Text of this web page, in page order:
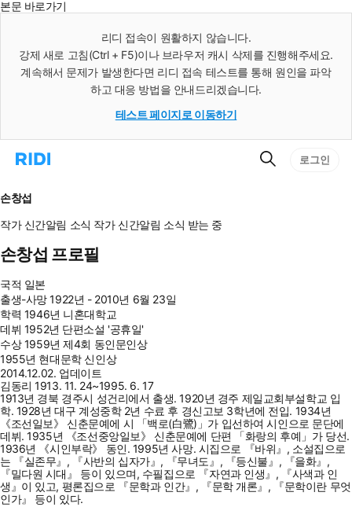
본문 바로가기
리디 접속이 원활하지 않습니다.
강제 새로 고침(Ctrl + F5)이나 브라우저 캐시 삭제를 진행해주세요.
계속해서 문제가 발생한다면 리디 접속 테스트를 통해 원인을 파악
하고 대응 방법을 안내드리겠습니다.
테스트 페이지로 이동하기
리
으
로
이
동
검
로그인
손창섭
작가 신간알림 소식 작가 신간알림 소식 받는 중
손창섭 프로필
국적 일본
출생-사망1922년 - 2010년 6월 23일
학력 1946년 니혼대학교
데뷔 1952년 단편소설 '공휴일'
수상 1959년 제4회 동인문인상
1955년 현대문학 신인상
2014.12.02. 업데이트
김동리 1913. 11. 24~1995. 6. 17
1913년 경북 경주시 성건리에서 출생. 1920년 경주 제일교회부설학교 입
학. 1928년 대구 계성중학 2년 수료 후 경신고보 3학년에 전입. 1934년
《조선일보》 신춘문예에 시 「백로(白鷺)」가 입선하여 시인으로 문단에
데뷔. 1935년 《조선중앙일보》 신춘문예에 단편 「화랑의 후예」가 당선.
1936년 《시인부락》 동인. 1995년 사망. 시집으로 『바위』, 소설집으로
는 『실존무』, 『사반의 십자가』, 『무녀도』, 『등신불』, 『을화』,
『밀다원 시대』 등이 있으며, 수필집으로 『자연과 인생』, 『사색과 인
생』이 있고, 평론집으로 『문학과 인간』, 『문학 개론』, 『문학이란 무엇
인가』 등이 있다.